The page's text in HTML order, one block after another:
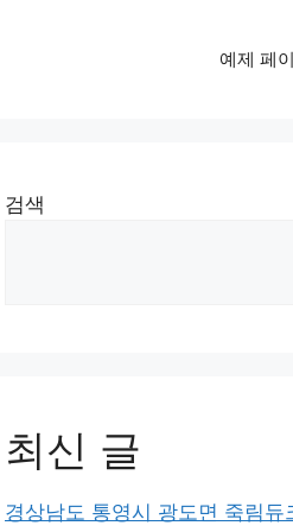
예제 페
검색
최신 글
경상남도 통영시 광도면 죽림듀